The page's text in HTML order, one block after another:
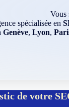
Vous
spécialisée en
Genève, Lyon,
de votre